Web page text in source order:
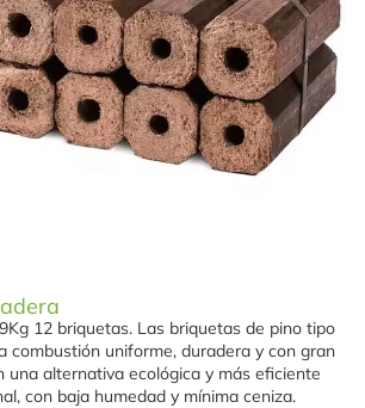
12 briquetas. Las briquetas de pino tipo
combustión uniforme, duradera y con gran
una alternativa ecológica y más eficiente
con baja humedad y mínima ceniza.